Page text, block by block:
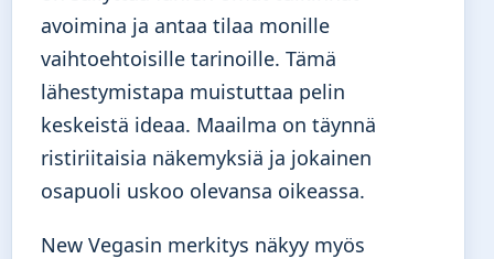
avoimina ja antaa tilaa monille
vaihtoehtoisille tarinoille. Tämä
lähestymistapa muistuttaa pelin
keskeistä ideaa. Maailma on täynnä
ristiriitaisia näkemyksiä ja jokainen
osapuoli uskoo olevansa oikeassa.
New Vegasin merkitys näkyy myös